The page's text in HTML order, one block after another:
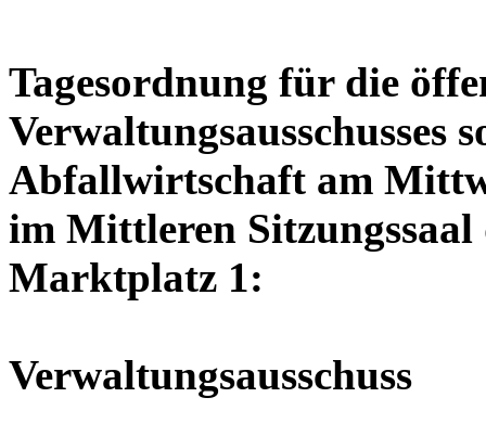
Tagesordnung für die
Verwaltungsausschusses
Abfallwirtschaft am
im Mittleren Sitzungssaal
Marktplatz 1:
Verwaltungsausschuss